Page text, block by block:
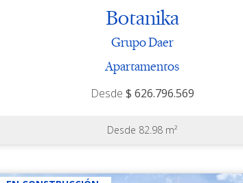
Botanika
Grupo Daer
Apartamentos
Desde $ 626.796.569
Desde 82.98 m²